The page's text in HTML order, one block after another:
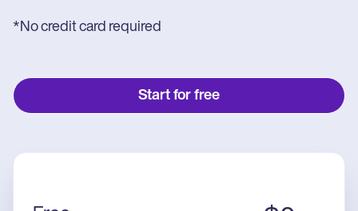
*No credit card required
Start for free